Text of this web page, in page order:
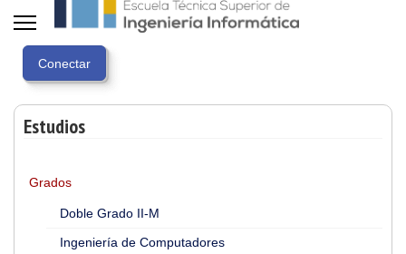
Estudios
Grados
Doble Grado II-M
Ingeniería de Computadores